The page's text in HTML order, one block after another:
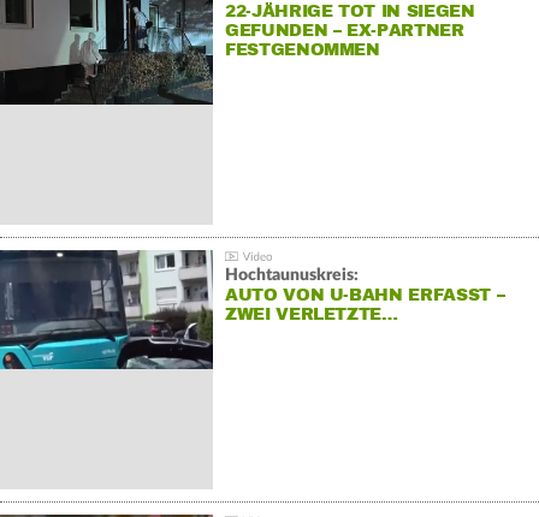
22-JÄHRIGE TOT IN SIEGEN
GEFUNDEN – EX-PARTNER
FESTGENOMMEN
Hochtaunuskreis:
AUTO VON U-BAHN ERFASST –
ZWEI VERLETZTE…